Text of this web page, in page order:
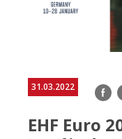
31.03.2022
EHF Euro